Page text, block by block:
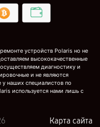
устройств Polaris но не
высококачественные
диагностику и
и не являются
у наших специалистов по
используется нами лишь с
Карта сайта